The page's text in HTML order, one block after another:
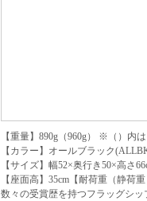
【重量】890g（960g） ※（）内
【カラー】オールブラック
【サイズ】幅52×奥行き50×高さ
【座面高】35cm【耐荷重（静荷
数々の受賞歴を持つフラッグシ